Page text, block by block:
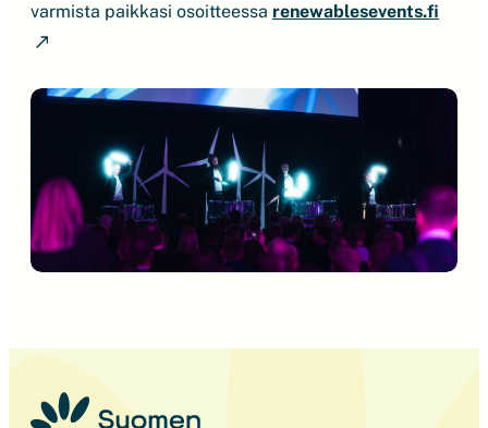
varmista paikkasi osoitteessa renewablesevents.fi